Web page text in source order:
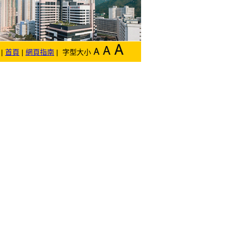
| 首頁 | 網頁指南 | 字型大小